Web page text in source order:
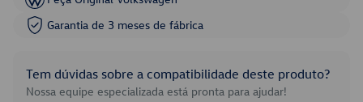
Garantia de 3 meses de fábrica
Tem dúvidas sobre a compatibilidade deste produto?
Nossa equipe especializada está pronta para ajudar!